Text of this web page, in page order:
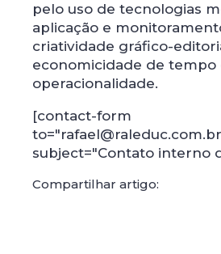
pelo uso de tecnologias
aplicação e
criatividade gráfico-
economicidade de tempo
operacionalidade.
[contact-form
subject="Contato interno
Compartilhar artigo: